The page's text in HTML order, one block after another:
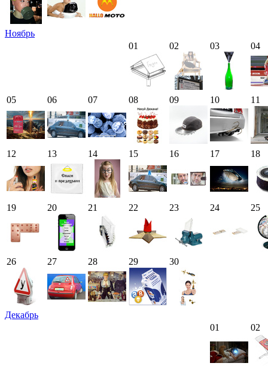
Ноябрь
01
02 03 04
05 06 07 08 09 10 11
12 13 14 15 16 17 18
19 20 21 22 23 24 25
26 27 28 29 30
Декабрь
01
02